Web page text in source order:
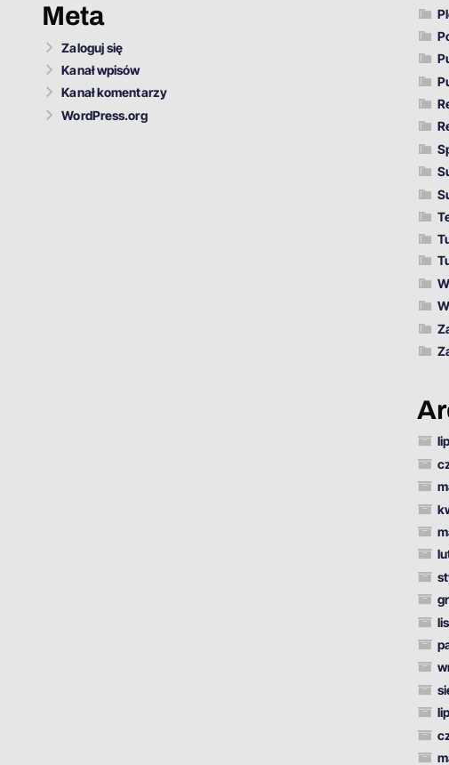
Meta
Zaloguj się
Kanał wpisów
Kanał komentarzy
WordPress.org